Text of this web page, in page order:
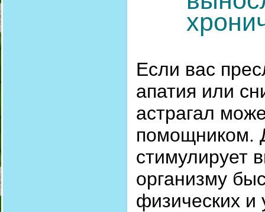
Если вас
апатия или
астрагал
помощником.
стимулирует
организму
физических и